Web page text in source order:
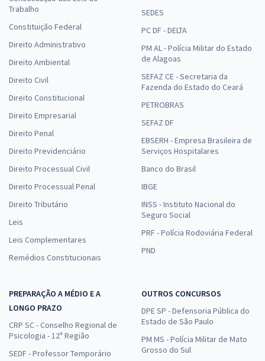
Trabalho
Constituição Federal
Direito Administrativo
Direito Ambiental
Direito Civil
Direito Constitucional
Direito Empresarial
Direito Penal
Direito Previdenciário
Direito Processual Civil
Direito Processual Penal
Direito Tributário
Leis
Leis Complementares
Remédios Constitucionais
SEDES
PC DF - DELTA
PM AL - Polícia Militar do Estado
de Alagoas
SEFAZ CE - Secretaria da
Fazenda do Estado do Ceará
PETROBRAS
SEFAZ DF
EBSERH - Empresa Brasileira de
Serviços Hospitalares
Banco do Brasil
IBGE
INSS - Instituto Nacional do
Seguro Social
PRF - Polícia Rodoviária Federal
PND
PREPARAÇÃO A MÉDIO E A
LONGO PRAZO
CRP SC - Conselho Regional de
Psicologia - 12ª Região
SEDF - Professor Temporário
OUTROS CONCURSOS
DPE SP - Defensoria Pública do
Estado de São Paulo
PM MS - Polícia Militar de Mato
Grosso do Sul